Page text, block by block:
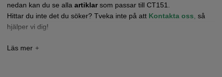
nedan kan du se alla artiklarsom passar till CT151.
Hittar du inte det du söker? Tveka inte på att Kontakta oss så
hjälper vi dig!
Tryck här för sprängskiss och reservdelslista till